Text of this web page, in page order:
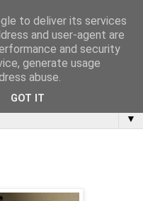
▼
to deliver its services
and user-agent are
and security
generate usage
abuse.
GOT IT